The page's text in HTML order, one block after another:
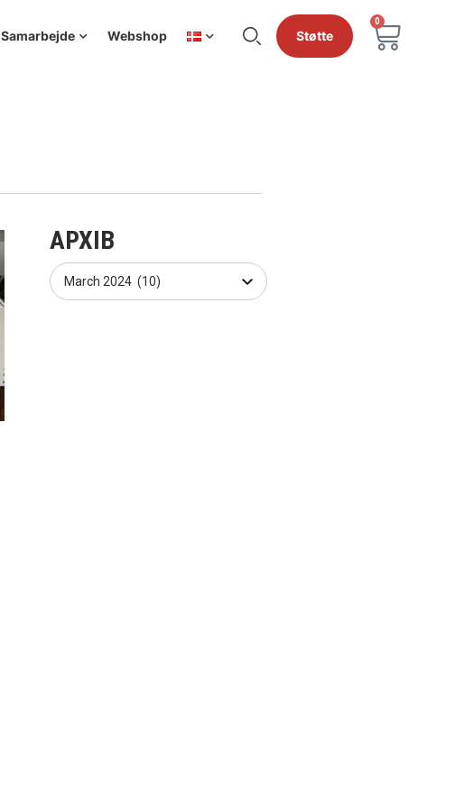
Samarbejde Webshop Støtte
0
АРХІВ